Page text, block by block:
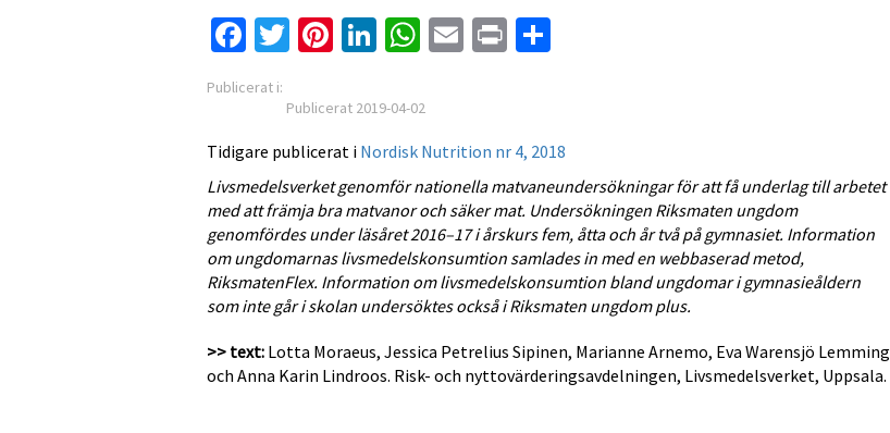
Facebook
Twitter
Pinterest
LinkedIn
WhatsApp
Email
Print
Publicerat i:
Publicerat 2019-04-02
Tidigare publicerat i Nordisk Nutrition nr 4, 2018
Livsmedelsverket genomför nationella matvaneundersökningar för att få underlag till arbetet
med att främja bra matvanor och säker mat. Undersökningen Riksmaten ungdom
genomfördes under läsåret 2016–17 i årskurs fem, åtta och år två på gymnasiet. Information
om ungdomarnas livsmedelskonsumtion samlades in med en webbaserad metod,
RiksmatenFlex. Information om livsmedelskonsumtion bland ungdomar i gymnasieåldern
som inte går i skolan undersöktes också i Riksmaten ungdom plus.
>> text: Lotta Moraeus, Jessica Petrelius Sipinen, Marianne Arnemo, Eva Warensjö Lemming
och Anna Karin Lindroos. Risk- och nyttovärderingsavdelningen, Livsmedelsverket, Uppsala.